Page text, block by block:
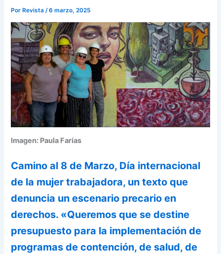
Por Revista/6 marzo, 2025
Imagen: Paula Farías
Camino al 8 de Marzo, Día internacional
de la mujer trabajadora, un texto que
denuncia un escenario precario en
derechos. «Queremos que se destine
presupuesto para la implementación de
programas de contención, de salud, de